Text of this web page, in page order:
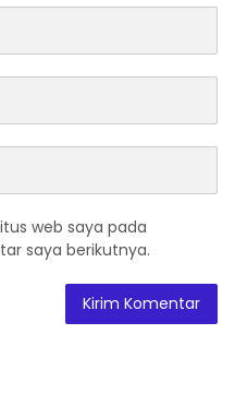
web saya pada
saya berikutnya.